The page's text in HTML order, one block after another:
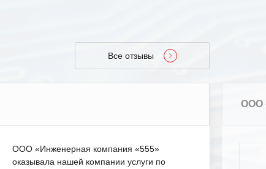
Все отзывы
ООО «Инженерная компания «555»
оказывала нашей компании услуги по
ООО